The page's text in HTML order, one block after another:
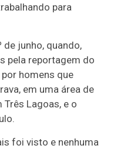
para
de junho, quando,
pela reportagem do
homens que
em uma área de
Três Lagoas, e o
foi visto e nenhuma